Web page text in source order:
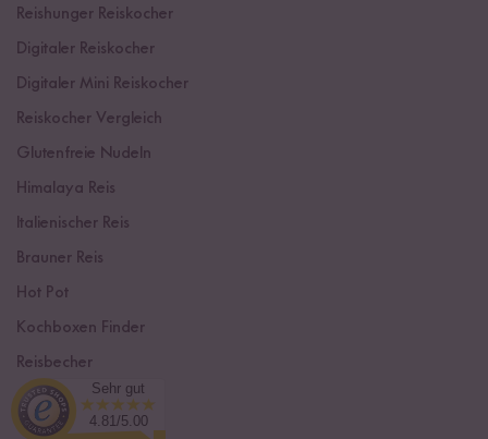
Reishunger Reiskocher
Digitaler Reiskocher
Digitaler Mini Reiskocher
Reiskocher Vergleich
Glutenfreie Nudeln
Himalaya Reis
Italienischer Reis
Brauner Reis
Hot Pot
Kochboxen Finder
Reisbecher
Sushi Einsteiger Box
Sehr gut
4.81/5.00